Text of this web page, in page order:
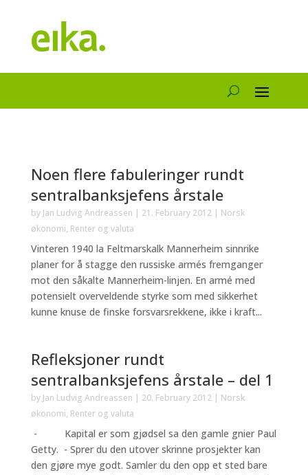
Noen flere fabuleringer rundt
sentralbanksjefens årstale
by Jan Ludvig Andreassen | 21. February 2012| Norsk
økonomi, Renter og valuta
Vinteren 1940 la Feltmarskalk Mannerheim sinnrike
planer for å stagge den russiske armés fremganger
mot den såkalte Mannerheim-linjen. En armé med
potensielt overveldende styrke som med sikkerhet
kunne knuse de finske forsvarsrekkene, ikke i kraft...
Refleksjoner rundt
sentralbanksjefens årstale – del 1
by Jan Ludvig Andreassen | 20. February 2012| Norsk
økonomi, Renter og valuta
- Kapital er som gjødsel sa den gamle gnier Paul
Getty. - Sprer du den utover skrinne prosjekter kan
den gjøre mye godt. Samler du den opp et sted bare